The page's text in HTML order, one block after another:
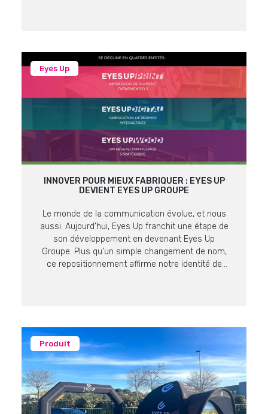
Eyes Up
INNOVER POUR MIEUX FABRIQUER : EYES UP
DEVIENT EYES UP GROUPE
Le monde de la communication évolue, et nous
aussi. Aujourd’hui, Eyes Up franchit une étape de
son développement en devenant Eyes Up
Groupe. Plus qu’un simple changement de nom,
ce repositionnement affirme notre identité de
Produit